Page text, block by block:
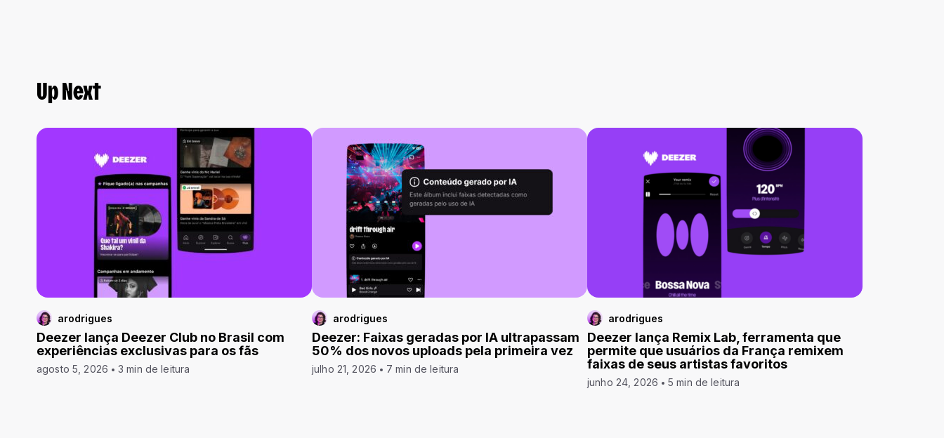
Up Next
arodrigues
Deezer lança Deezer Club no Brasil com
experiências exclusivas para os fãs
agosto 5, 2026 3 min de leitura
arodrigues
Deezer: Faixas geradas por IA ultrapassam
50% dos novos uploads pela primeira vez
julho 21, 2026 7 min de leitura
arodrigues
Deezer lança Remix Lab, ferramenta que
permite que usuários da França remixem
faixas de seus artistas favoritos
junho 24, 2026 5 min de leitura